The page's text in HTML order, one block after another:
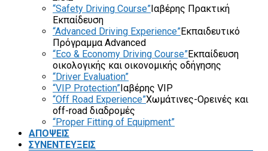
“Safety Driving Course”Ιαβέρης Πρακτική
Εκπαίδευση
“Advanced Driving Experience”Εκπαιδευτικό
Πρόγραμμα Advanced
“Eco & Economy Driving Course”Εκπαίδευση
οικολογικής και οικονομικής οδήγησης
“Driver Evaluation”
“VIP Protection”Ιαβέρης VIP
“Off Road Experience”Χωμάτινες-Ορεινές και
off-road διαδρομές
“Proper Fitting of Equipment”
ΑΠΟΨΕΙΣ
ΣΥΝΕΝΤΕΥΞΕΙΣ